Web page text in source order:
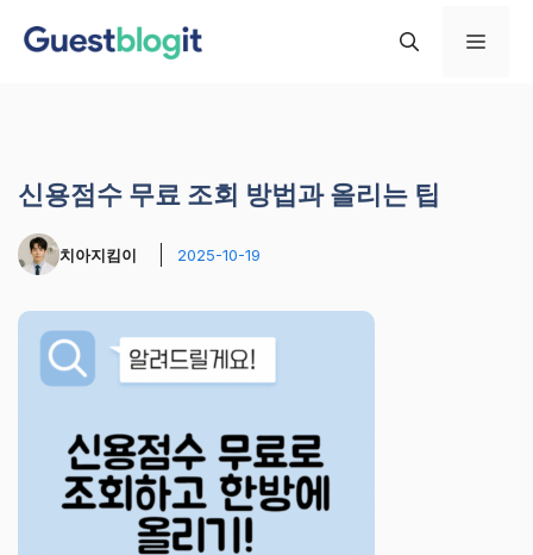
메
신용점수 무료 조회 방법과 올리는 팁
치아지킴이 2025-10-19